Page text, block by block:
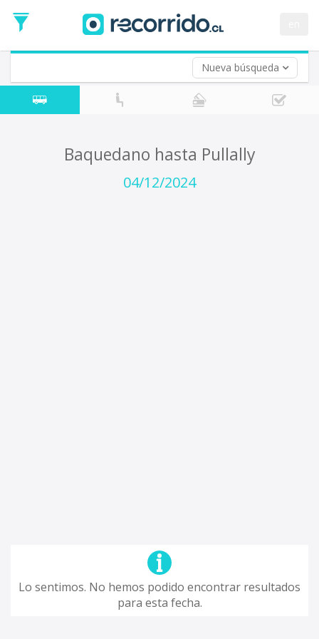
Nueva búsqueda
de
Ida
Vuelta (opcional)
Fecha
de
Baquedano hasta Pullally
04/12/2024
Lo sentimos. No hemos podido encontrar resultados
para esta fecha.